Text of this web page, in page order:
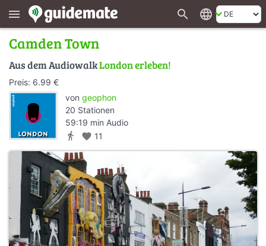
menu search language
Camden Town
Aus dem AudiowalkLondon erleben!
Preis: 6.99 €
von geophon
20 Stationen
59:19 min Audio
directions_walk favorite 11